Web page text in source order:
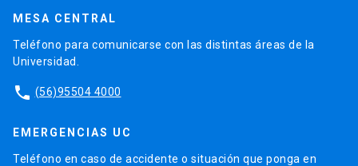
MESA CENTRAL
Teléfono para comunicarse con las distintas áreas de la
Universidad.
phone (56)95504 4000
EMERGENCIAS UC
Teléfono en caso de accidente o situación que ponga en